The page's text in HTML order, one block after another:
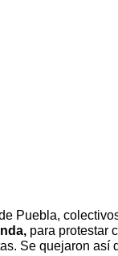
Puebla,
, para protestar
Se quejaron así